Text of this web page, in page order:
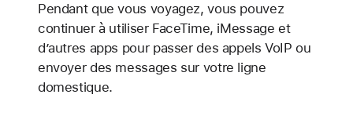
Pendant que vous voyagez, vous pouvez
continuer à utiliser FaceTime, iMessage et
d’autres apps pour passer des appels VoIP ou
envoyer des messages sur votre ligne
domestique.